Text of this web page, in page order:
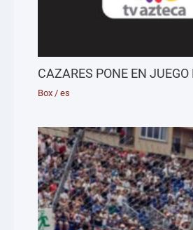
CAZARES PONE EN
Box /es